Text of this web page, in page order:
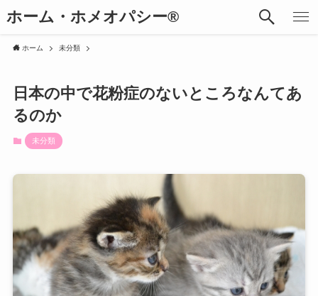
ホーム・ホメオパシー®︎
ホーム 未分類
日本の中で花粉症のないところなんてあ
るのか
未分類